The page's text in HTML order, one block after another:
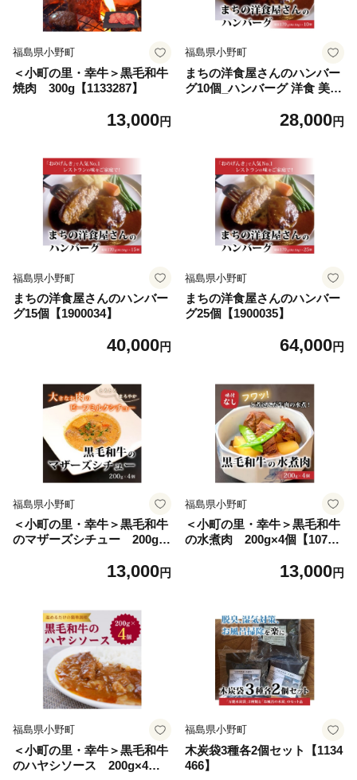
福島県小野町
＜小町の里・幸牛＞黒毛和牛
焼肉 300g【1133287】
13,000円
福島県小野町
まちの洋食屋さんのハンバー
グ10個_ハンバーグ 洋食 美味
おすすめ【1900033】28,000円
福島県小野町
まちの洋食屋さんのハンバー
グ15個【1900034】
40,000円
福島県小野町
まちの洋食屋さんのハンバー
グ25個【1900035】
64,000円
福島県小野町
＜小町の里・幸牛＞黒毛和牛
のマザーズシチュー 200g×
13,000円
福島県小野町
＜小町の里・幸牛＞黒毛和牛
の水煮肉 200g×4個【10775
13,000円
福島県小野町
＜小町の里・幸牛＞黒毛和牛
のハヤシソース 200g×4個
福島県小野町
木炭袋3種各2個セット【1134
466】